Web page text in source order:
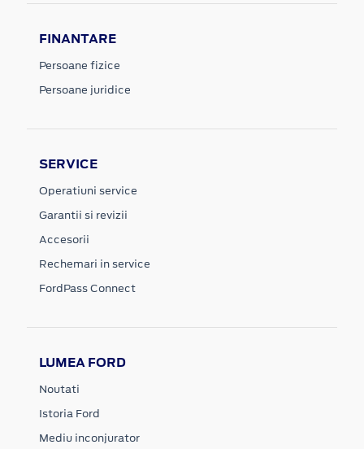
FINANTARE
Persoane fizice
Persoane juridice
SERVICE
Operatiuni service
Garantii si revizii
Accesorii
Rechemari in service
FordPass Connect
LUMEA FORD
Noutati
Istoria Ford
Mediu inconjurator